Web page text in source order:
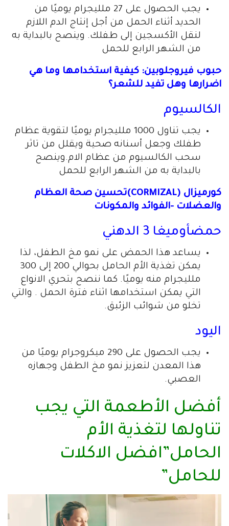
يجب الحصول على 27 ملليجرام يوميًا من
الحديد أثناء الحمل من أجل إنتاج الدم اللازم
لنقل الأكسجين إلى طفلك. وينصح بالبداية به
من الشهر الرابع للحمل
حبوب فيروجلوبين: كيفية استخدامها وما هي
اضرارها وهل تفيد للشعر؟
الكالسيوم
يجب تناول 1000 ملليجرام يوميًا لتقوية عظام
طفلك وجعل أسنانه صحية ويقلل من تاثر
سحب الكالسيوم من عظام الام.وينصح
بالبداية به من الشهر الرابع للحمل
كورميزال (CORMIZAL)تحسين صحة العظام
والعضلات -الفوائد والمكونات
حمضأوميغا 3 الدهني
يساعد هذا الحمض على نمو مخ الطفل، لذا
يمكن تغذية الأم الحامل بحوالي 200 إلى 300
ملليجرام منه يوميًا. كما ننصح بتحري الانواع
التي يمكن استخدامها اثناء فترة الحمل . والتي
تخلو من شوائب الزئبق.
اليود
يجب الحصول على 290 ميكروجرام يوميًا من
هذا المعدن لتعزيز نمو مخ الطفل وجهازه
العصبي.
أفضل الأطعمة التي يجب
تناولها لتغذية الأم
الحامل”افضل الاكلات
للحامل”